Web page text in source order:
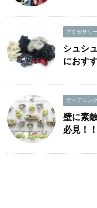
アクセサリー
シュシ
におす
ガーデニン
壁に素
必見！